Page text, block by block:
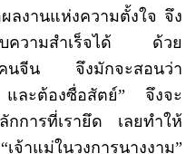
ลงานแห่งความตั้งใจ จึง
สบความสำเร็จได้ ด้วย
คนจีน จึงมักจะสอนว่า
ละต้องซื่อสัตย์” จึงจะ
กการที่เรายึด เลยทำให้
จ้าแม่ในวงการนางงาม”